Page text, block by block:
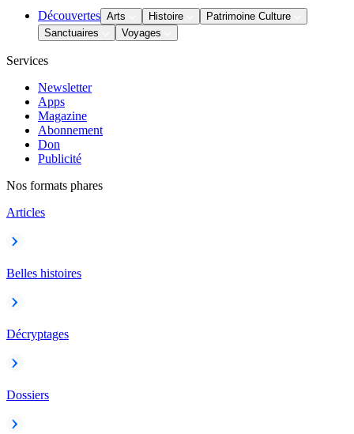
Découvertes Arts Histoire
Patrimoine Culture
Sanctuaires
Voyages
Services
Newsletter
Apps
Magazine
Abonnement
Don
Publicité
Nos formats phares
Articles
Belles histoires
Décryptages
Dossiers